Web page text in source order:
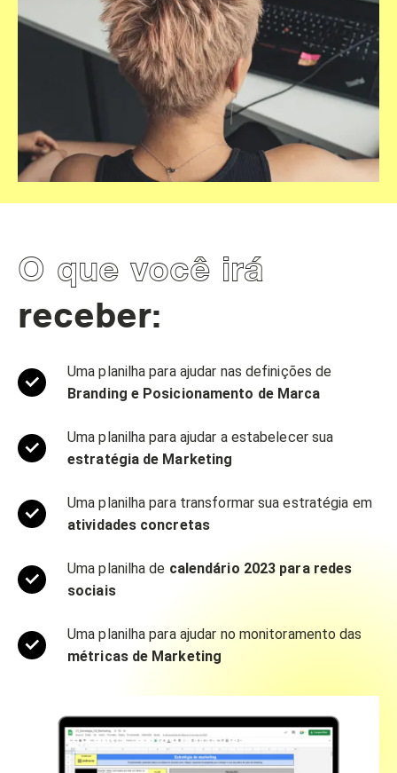
O que você irá
receber:
Uma planilha para ajudar nas definições de
Branding e Posicionamento de Marca
Uma planilha para ajudar a estabelecer sua
estratégia de Marketing
Uma planilha para transformar sua estratégia em
atividades concretas
Uma planilha de calendário 2023 para redes
sociais
Uma planilha para ajudar no monitoramento das
métricas de Marketing